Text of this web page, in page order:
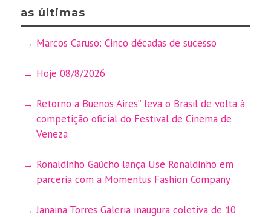
as últimas
Marcos Caruso: Cinco décadas de sucesso
Hoje 08/8/2026
Retorno a Buenos Aires” leva o Brasil de volta à
competição oficial do Festival de Cinema de
Veneza
Ronaldinho Gaúcho lança Use Ronaldinho em
parceria com a Momentus Fashion Company
Janaina Torres Galeria inaugura coletiva de 10